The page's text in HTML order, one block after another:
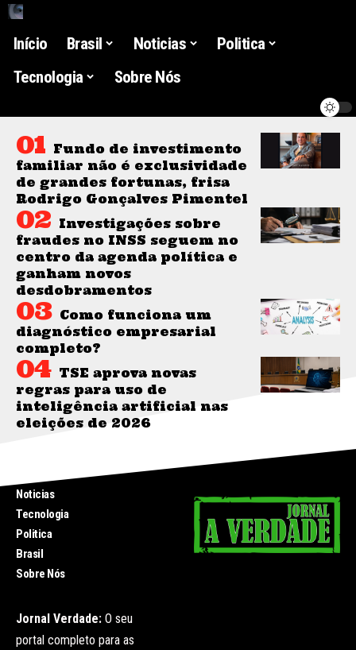
Início Brasil Noticias
Politica
Tecnologia
Sobre Nós
Fundo de investimento
familiar não é exclusividade
de grandes fortunas, frisa
Rodrigo Gonçalves Pimentel
Investigações sobre
fraudes no INSS seguem no
centro da agenda política e
ganham novos
desdobramentos
Como funciona um
diagnóstico empresarial
completo?
TSE aprova novas
regras para uso de
inteligência artificial nas
eleições de 2026
Noticias
Tecnologia
Politica
Brasil
Sobre Nós
Jornal Verdade: O seu
portal completo para as